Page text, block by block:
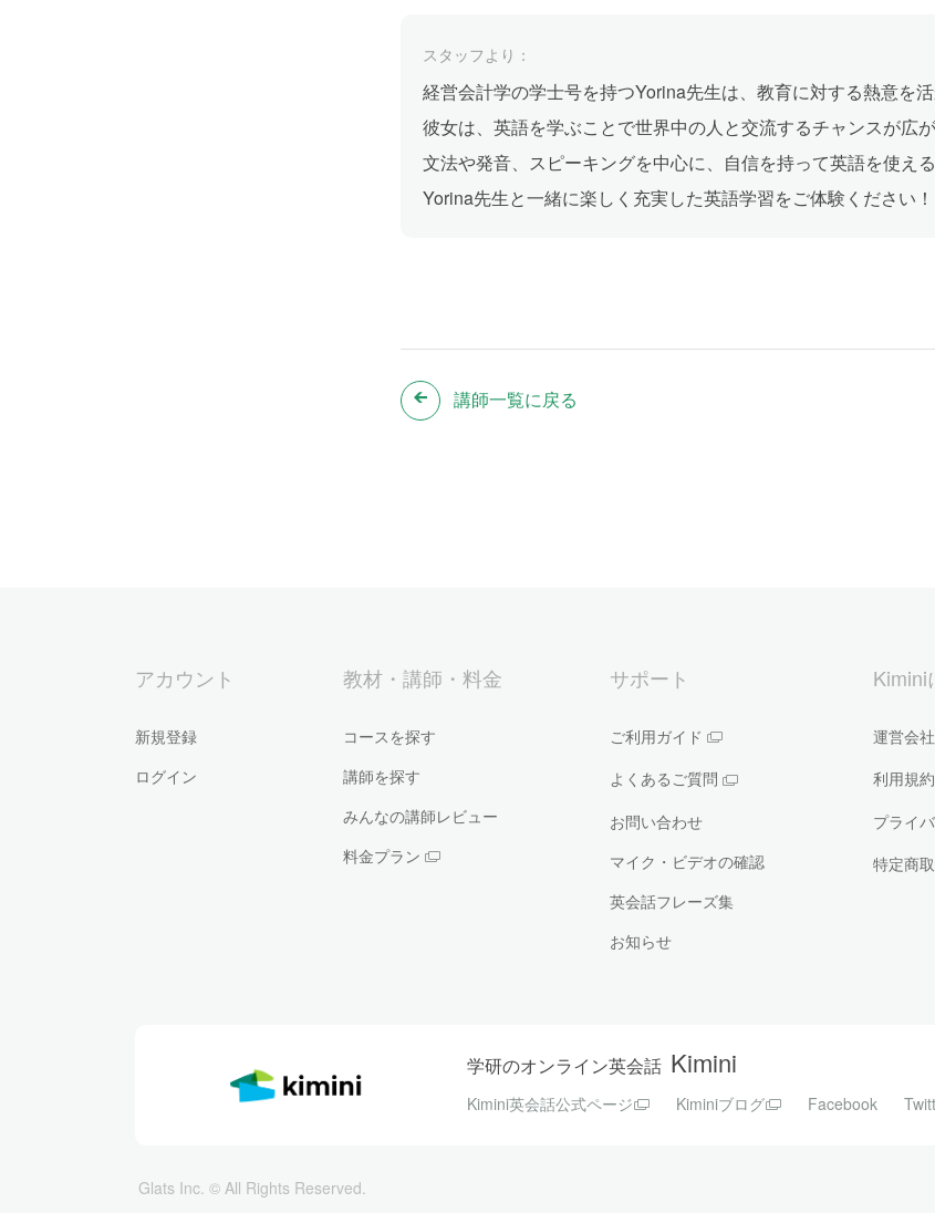
スタッフより：
経営会計学の学士号を持つYorina先生は、教育に対する熱意を
彼女は、英語を学ぶことで世界中の人と交流するチャンスが広が
文法や発音、スピーキングを中心に、自信を持って英語を使え
Yorina先生と一緒に楽しく充実した英語学習をご体験ください！
講師一覧に戻る
アカウント
新規登録
ログイン
教材・講師・料金
コースを探す
講師を探す
みんなの講師レビュー
料金プラン
サポート
ご利用ガイド
よくあるご質問
お問い合わせ
マイク・ビデオの確認
英会話フレーズ集
お知らせ
Kimini
運営会社
利用規約
プライ
特定商
学研のオンライン英会話 Kimini
Kimini英会話公式ページ Kiminiブログ Facebook
Glats Inc. © All Rights Reserved.